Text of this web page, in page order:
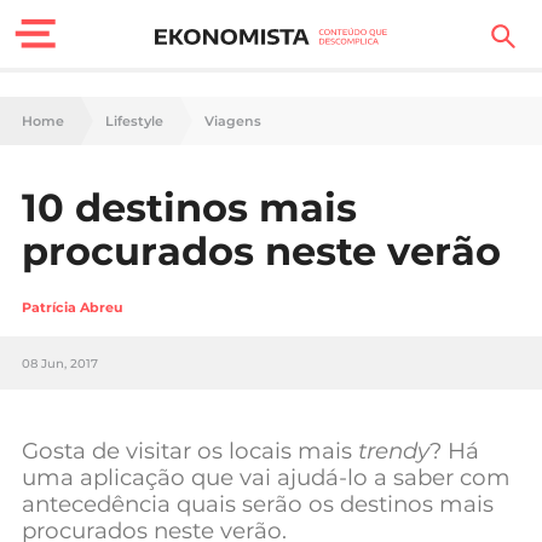
Finanças Pessoais
Carreira
Casa
Tecnologia
Negócios
Home Lifestyle Viagens
10 destinos mais
procurados neste verão
Patrícia Abreu
08 Jun, 2017
Gosta de visitar os locais mais trendy? Há
uma aplicação que vai ajudá-lo a saber com
antecedência quais serão os destinos mais
procurados neste verão.